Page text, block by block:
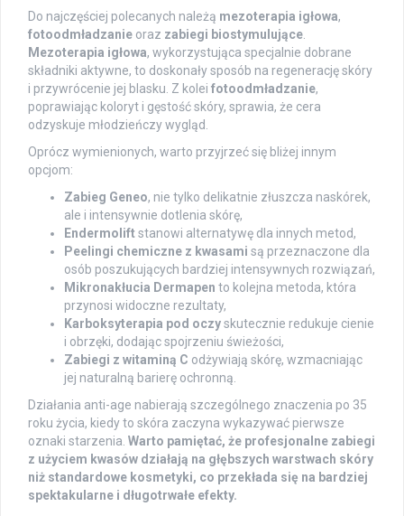
Do najczęściej polecanych należą mezoterapia igłowa,
fotoodmładzanie oraz zabiegi biostymulujące
Mezoterapia igłowa, wykorzystująca specjalnie dobrane
składniki aktywne, to doskonały sposób na regenerację skóry
i przywrócenie jej blasku. Z kolei fotoodmładzanie,
poprawiając koloryt i gęstość skóry, sprawia, że cera
odzyskuje młodzieńczy wygląd.
Oprócz wymienionych, warto przyjrzeć się bliżej innym
opcjom:
Zabieg Geneo, nie tylko delikatnie złuszcza naskórek,
ale i intensywnie dotlenia skórę,
Endermoliftstanowi alternatywę dla innych metod,
Peelingi chemiczne z kwasami są przeznaczone dla
osób poszukujących bardziej intensywnych rozwiązań,
Mikronakłucia Dermapen to kolejna metoda, która
przynosi widoczne rezultaty,
Karboksyterapia pod oczyskutecznie redukuje cienie
i obrzęki, dodając spojrzeniu świeżości,
Zabiegi z witaminą C odżywiają skórę, wzmacniając
jej naturalną barierę ochronną.
Działania anti-age nabierają szczególnego znaczenia po 35
roku życia, kiedy to skóra zaczyna wykazywać pierwsze
oznaki starzenia. Warto pamiętać, że profesjonalne zabiegi
z użyciem kwasów działają na głębszych warstwach skóry
niż standardowe kosmetyki, co przekłada się na bardziej
spektakularne i długotrwałe efekty.